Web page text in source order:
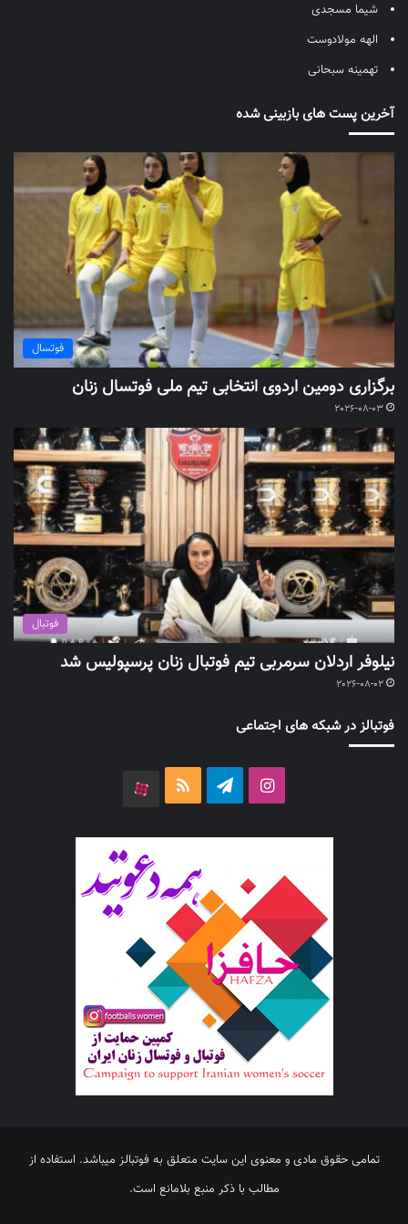
شیما مسجدی
الهه مولادوست
تهمینه سبحانی
آخرین پست های بازبینی شده
فوتسال
برگزاری دومین اردوی انتخابی تیم ملی فوتسال زنان
2026-08-03
فوتبال
نیلوفر اردلان سرمربی تیم فوتبال زنان پرسپولیس شد
2026-08-02
فوتبالز در شبکه های اجتماعی
اینستاگرامتلگرام خوراک
تمامی حقوق مادی و معنوی این سایت متعلق به فوتبالز میباشد. استفاده از
مطالب با ذکر منبع بلامانع است.